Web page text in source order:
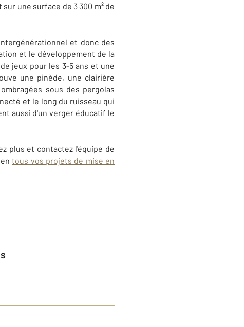
une surface de 3 300 m² de
et donc des
et le développement de la
jeux pour les 3-5 ans et une
une pinède, une clairière
sous des pergolas
et le long du ruisseau qui
aussi d'un verger éducatif le
plus et contactez l'équipe de
tous vos projets de mise en